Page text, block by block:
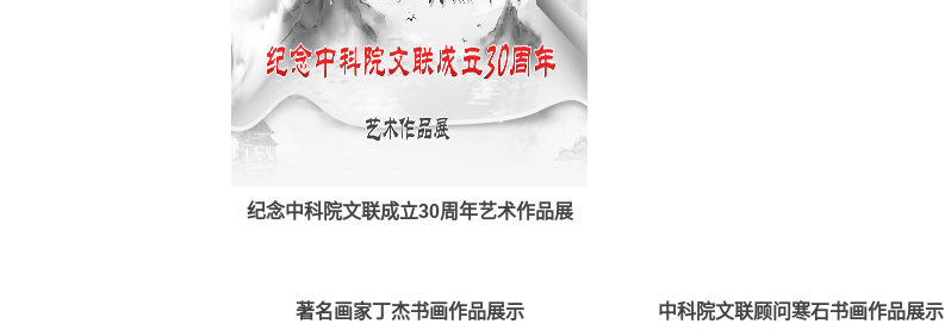
纪念中科院文联成立30周年艺术作品展
著名画家丁杰书画作品展示 中科院文联顾问寒石书画作品展示